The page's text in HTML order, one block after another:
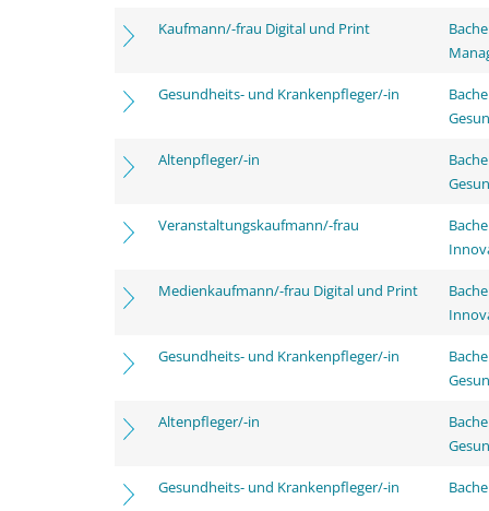
Kaufmann/-frau Digital und Print
Gesundheits- und Krankenpfleger/-in
Altenpfleger/-in
Veranstaltungskaufmann/-frau
Medienkaufmann/-frau Digital und Print
Gesundheits- und Krankenpfleger/-in
Altenpfleger/-in
Gesundheits- und Krankenpfleger/-in